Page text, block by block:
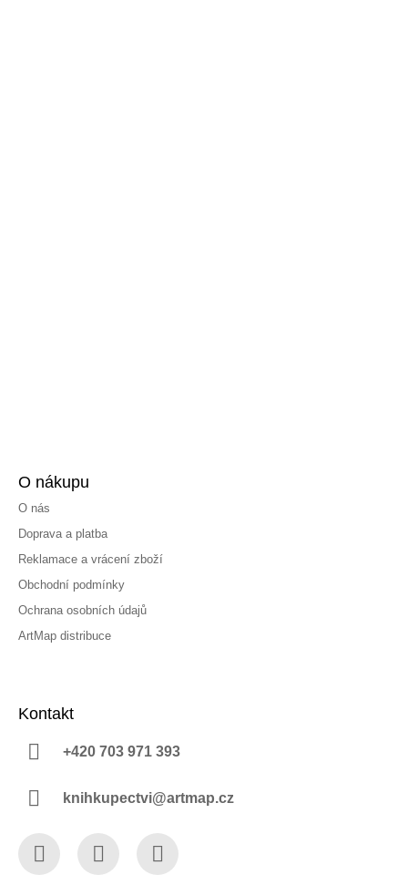
O nákupu
O nás
Doprava a platba
Reklamace a vrácení zboží
Obchodní podmínky
Ochrana osobních údajů
ArtMap distribuce
Kontakt
+420 703 971 393
knihkupectvi@artmap.cz